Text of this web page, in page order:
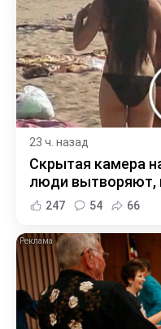
23 ч. назад
Скрытая камера
люди вытворяют,
247 54 66